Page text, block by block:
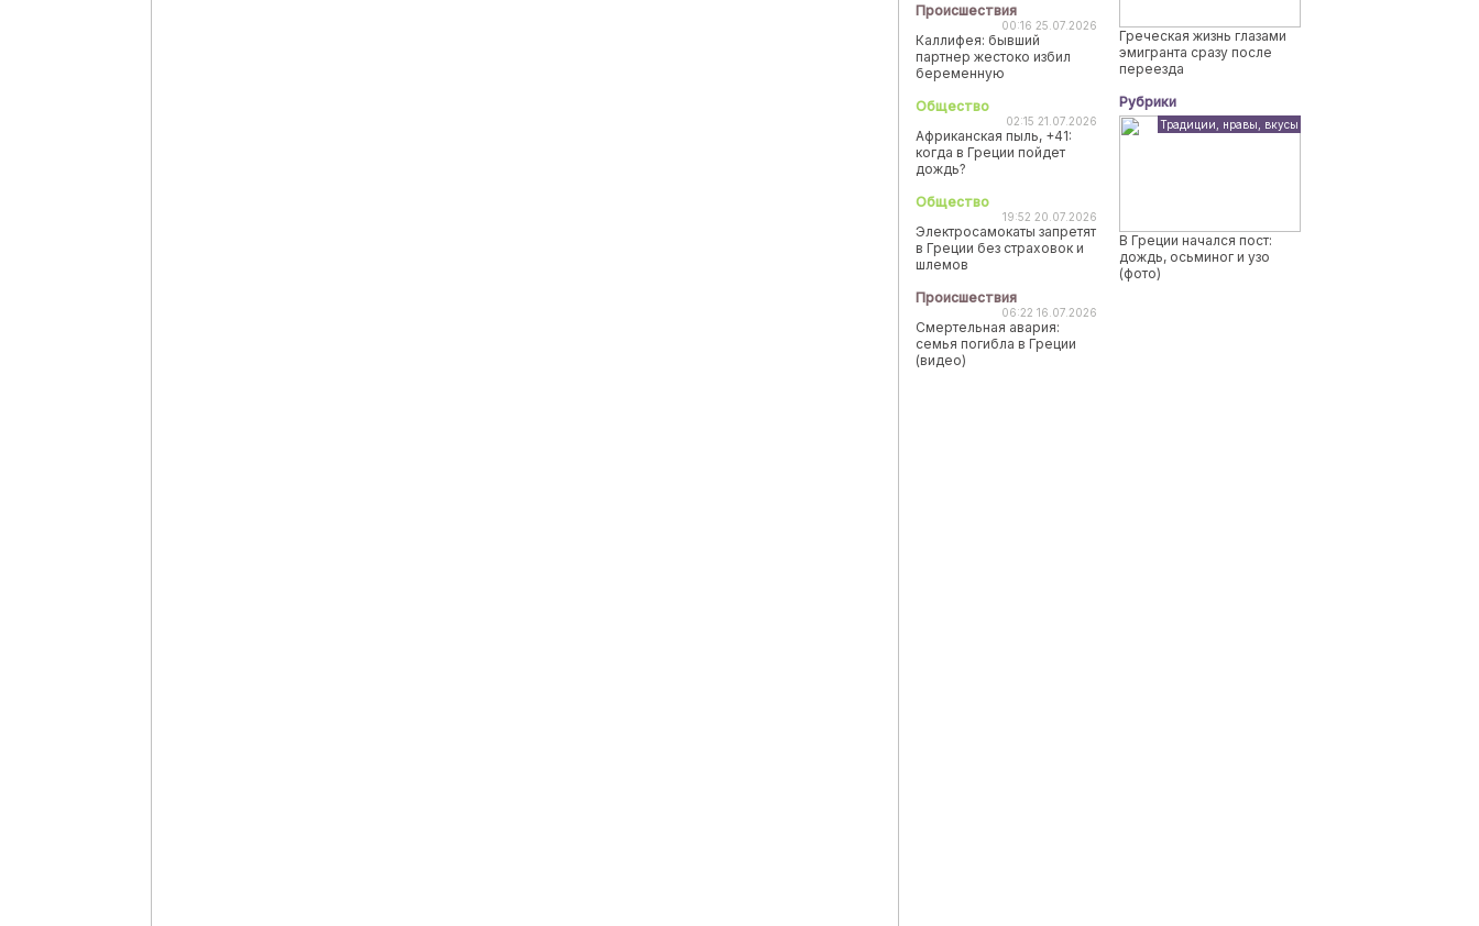
Происшествия
00:16 25.07.2026
Каллифея: бывший
партнер жестоко избил
беременную
Общество
02:15 21.07.2026
Африканская пыль, +41:
когда в Греции пойдет
дождь?
Общество
19:52 20.07.2026
Электросамокаты запретят
в Греции без страховок и
шлемов
Происшествия
06:22 16.07.2026
Смертельная авария:
семья погибла в Греции
(видео)
Греческая жизнь глазами
эмигранта сразу после
переезда
Рубрики
Традиции, нравы, вкусы
В Греции начался пост:
дождь, осьминог и узо
(фото)